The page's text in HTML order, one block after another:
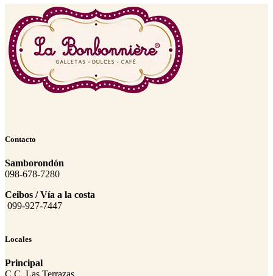
Contacto
Samborondón
098-678-7280
Ceibos / Vía a la costa
099-927-7447
Locales
Principal